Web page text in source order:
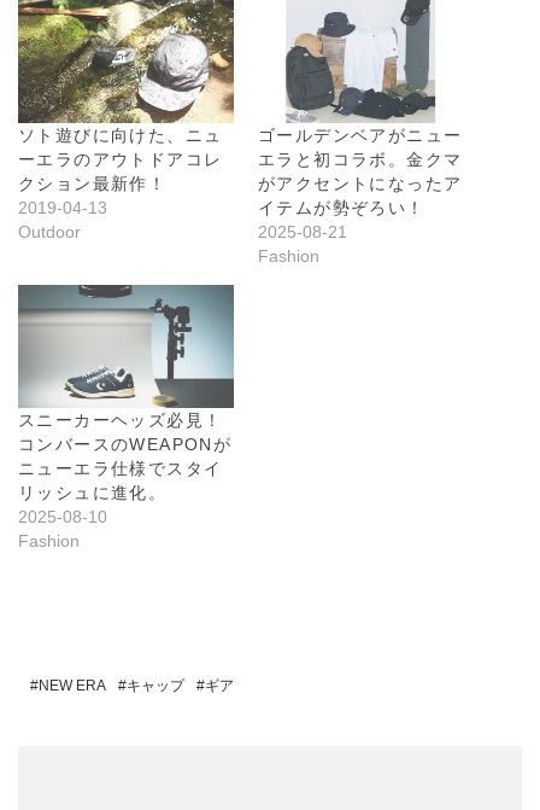
ソト遊びに向けた、ニュ
ーエラのアウトドアコレ
クション最新作！
2019-04-13
Outdoor
ゴールデンベアがニュー
エラと初コラボ。金クマ
がアクセントになったア
イテムが勢ぞろい！
2025-08-21
Fashion
スニーカーヘッズ必見！
コンバースのWEAPONが
ニューエラ仕様でスタイ
リッシュに進化。
2025-08-10
Fashion
NEW ERA キャップ ギア